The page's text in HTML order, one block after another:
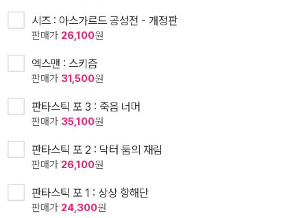
시즈 : 아스가르드 공성전 - 개정판
판매가 26,100원
엑스맨 : 스키즘
판매가 31,500원
판타스틱 포 3 : 죽음 너머
판매가 35,100원
판타스틱 포 2 : 닥터 둠의 재림
판매가 26,100원
판타스틱 포 1 : 상상 항해단
판매가 24,300원